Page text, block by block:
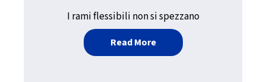
I rami flessibili non si spezzano
Read Moreabout L’alternativa a